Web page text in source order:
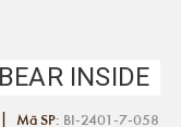
INSIDE
| Mã SP: BI-2401-7-058